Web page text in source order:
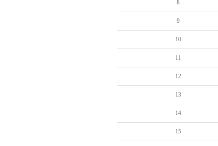
8
9
10
11
12
13
14
15